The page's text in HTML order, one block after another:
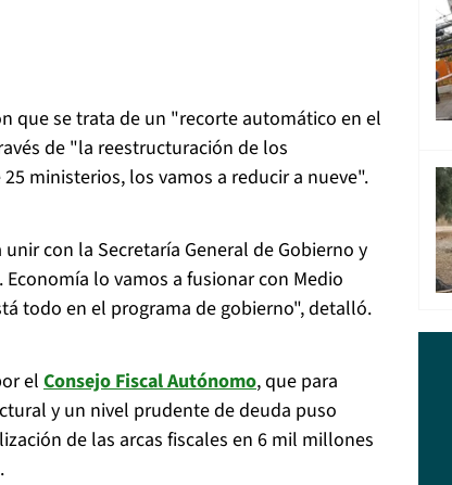
que se trata de un "recorte automático en el
de "la reestructuración de los
ministerios, los vamos a reducir a nueve".
con la Secretaría General de Gobierno y
lo vamos a fusionar con Medio
todo en el programa de gobierno", detalló.
el Consejo Fiscal Autónomo, que para
y un nivel prudente de deuda puso
de las arcas fiscales en 6 mil millones